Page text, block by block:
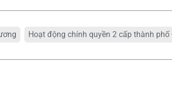
Hoạt động chính quyền 2 cấp thành phố